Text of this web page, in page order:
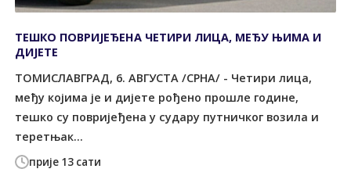
прије 13 сати
ТЕШКО ПОВРИЈЕЂЕНА ЧЕТИРИ ЛИЦА, МЕЂУ ЊИМА И
ДИЈЕТЕ
ТОМИСЛАВГРАД, 6. АВГУСТА /СРНА/ - Четири лица,
међу којима је и дијете рођено прошле године,
тешко су повријеђена у судару путничког возила и
теретњак...